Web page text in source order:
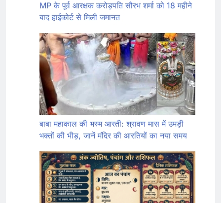
MP के पूर्व आरक्षक करोड़पति सौरभ शर्मा को 18 महीने
बाद हाईकोर्ट से मिली जमानत
बाबा महाकाल की भस्म आरती: श्रावण मास में उमड़ी
भक्तों की भीड़, जानें मंदिर की आरतियों का नया समय